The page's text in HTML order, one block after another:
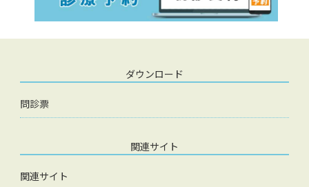
ダウンロード
問診票
関連サイト
関連サイト